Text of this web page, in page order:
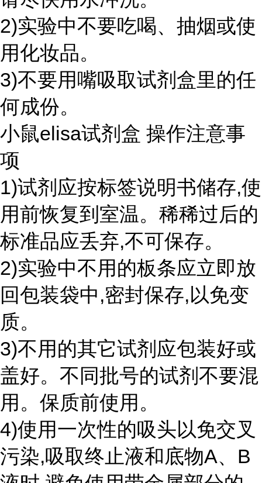
2)实验中不要吃喝、抽烟或使
用化妆品。
3)不要用嘴吸取试剂盒里的任
何成份。
小鼠elisa试剂盒 操作注意事
项
1)试剂应按标签说明书储存,使
用前恢复到室温。稀稀过后的
标准品应丢弃,不可保存。
2)实验中不用的板条应立即放
回包装袋中,密封保存,以免变
质。
3)不用的其它试剂应包装好或
盖好。不同批号的试剂不要混
用。保质前使用。
4)使用一次性的吸头以免交叉
污染,吸取终止液和底物A、B